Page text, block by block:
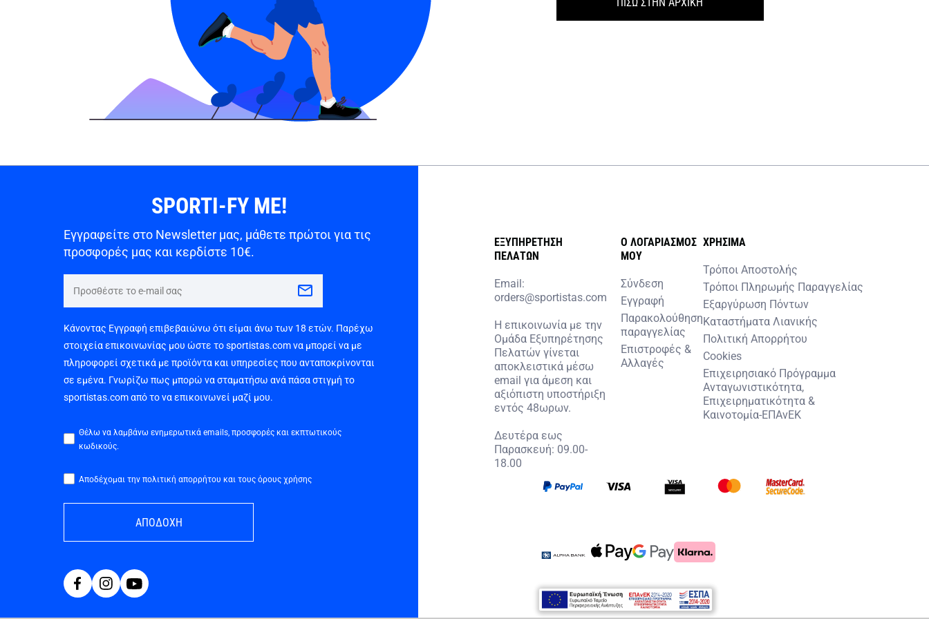
SPORTI-FY ME!
Εγγραφείτε στο Newsletter μας, μάθετε πρώτοι για τις
προσφορές μας και κερδίστε 10€.
Κάνοντας Εγγραφή επιβεβαιώνω ότι είμαι άνω των 18 ετών. Παρέχω
στοιχεία επικοινωνίας μου ώστε το sportistas.com να μπορεί να με
πληροφορεί σχετικά με προϊόντα και υπηρεσίες που ανταποκρίνονται
σε εμένα. Γνωρίζω πως μπορώ να σταματήσω ανά πάσα στιγμή το
sportistas.com από το να επικοινωνεί μαζί μου.
Θέλω να λαμβάνω ενημερωτικά emails, προσφορές και εκπτωτικούς
κωδικούς.
Αποδέχομαι την πολιτική απορρήτου και τους όρους χρήσης
ΑΠΟΔΟΧΗ
ΕΞΥΠΗΡΕΤΗΣΗ
ΠΕΛΑΤΩΝ
Email:
orders@sportistas.com
Η επικοινωνία με την
Ομάδα Εξυπηρέτησης
Πελατών γίνεται
αποκλειστικά μέσω
email για άμεση και
αξιόπιστη υποστήριξη
εντός 48ωρων.
Δευτέρα εως
Παρασκευή: 09.00-
18.00
O ΛΟΓΑΡΙΑΣΜOΣ
MOY
Σύνδεση
Εγγραφή
Παρακολούθηση
παραγγελίας
Επιστροφές &
Αλλαγές
ΧΡHΣΙΜΑ
Τρόποι Αποστολής
Τρόποι Πληρωμής Παραγγελίας
Εξαργύρωση Πόντων
Καταστήματα Λιανικής
Πολιτική Απορρήτου
Cookies
Επιχειρησιακό Πρόγραμμα
Ανταγωνιστικότητα,
Επιχειρηματικότητα &
Καινοτομία-ΕΠΑνΕΚ